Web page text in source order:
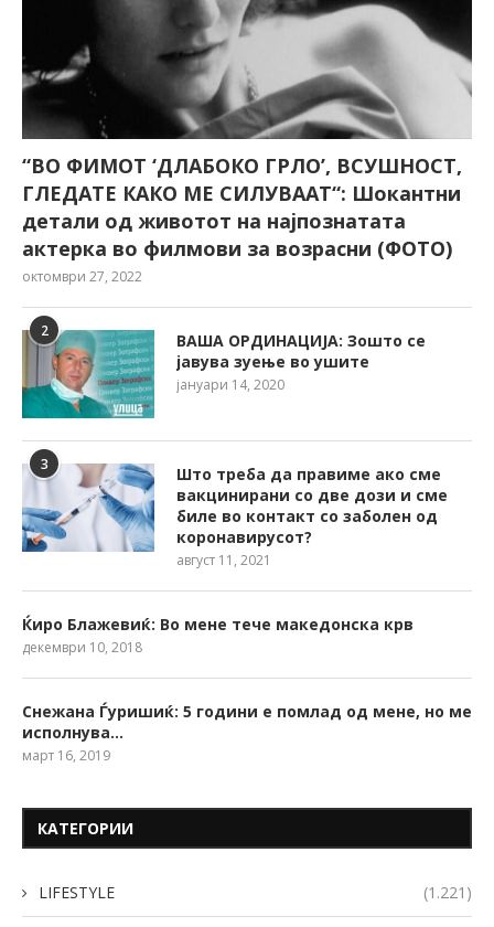
“ВО ФИМОТ ‘ДЛАБОКО ГРЛО’, ВСУШНОСТ,
ГЛЕДАТЕ КАКО МЕ СИЛУВААТ“: Шокантни
детали од животот на најпознатата
актерка во филмови за возрасни (ФОТО)
октомври 27, 2022
2
ВАША ОРДИНАЦИЈА: Зошто се
јавува зуење во ушите
јануари 14, 2020
3
Што треба да правиме ако сме
вакцинирани со две дози и сме
биле во контакт со заболен од
коронавирусот?
август 11, 2021
Ќиро Блажевиќ: Во мене тече македонска крв
декември 10, 2018
Снежана Ѓуришиќ: 5 години е помлад од мене, но ме
исполнува…
март 16, 2019
КАТЕГОРИИ
LIFESTYLE (1.221)